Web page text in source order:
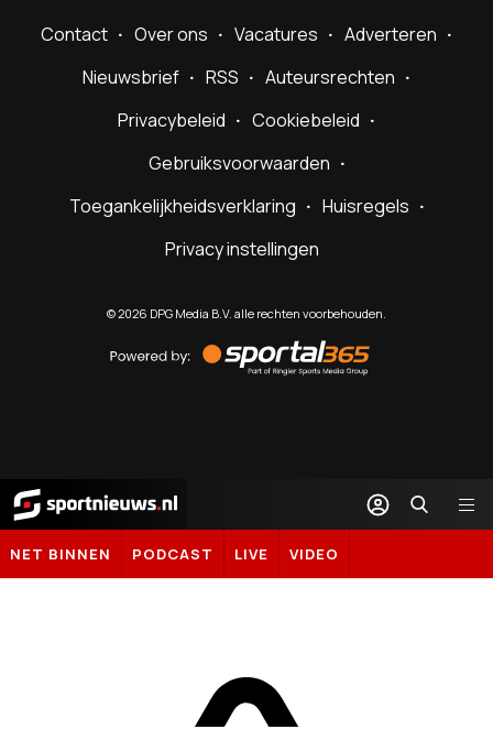
Contact Over ons Vacatures
Adverteren
Nieuwsbrief
RSS
Auteursrechten
Privacybeleid
Cookiebeleid
Gebruiksvoorwaarden
Toegankelijkheidsverklaring
Huisregels
Privacy instellingen
©2026 DPG Media B.V. alle rechten voorbehouden.
by
Sportal365
Sportnieuws.nl
NET BINNEN PODCAST LIVE VIDEO